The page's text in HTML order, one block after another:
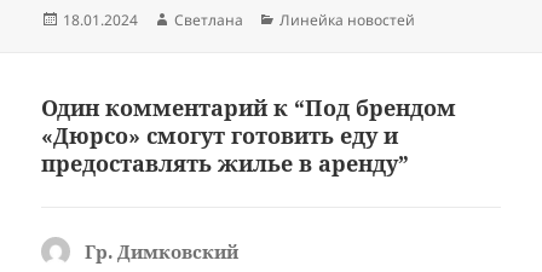
Опубликовано
18.01.2024 Автор
Светлана Рубрики
Линейка новостей
Один комментарий к “Под брендом
«Дюрсо» смогут готовить еду и
предоставлять жилье в аренду”
Гр. Димковский